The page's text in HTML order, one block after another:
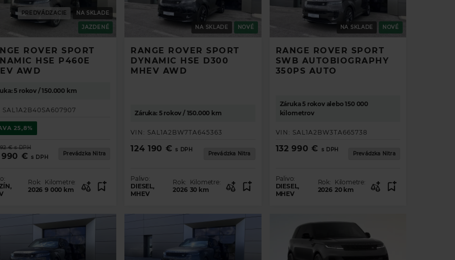
PREHĽAD O PONUKE VOZIDIEL.
VAŠE VOZIDLO SNOV
PREDVÁDZACIE NA SKLADE
JAZDENÉ
ROVER SPORT
HSE P460E
AWD
5 rokov / 150.000 km
SAL1A2B40SA607907
25,8%
€ s DPH
990 € s DPH
Prevádzka Nitra
Rok:
2026
Kilometre:
9 000 km
NA SKLADE NOVÉ
RANGE ROVER SPORT
DYNAMIC HSE D300
MHEV AWD
Záruka: 5 rokov / 150.000 km
VIN: SAL1A2BW7TA645363
124 190 € s DPH
Prevádzka Nitra
Palivo:
DIESEL,
MHEV
Rok:
2026
Kilometre:
30 km
NA SKLADE NOVÉ
RANGE ROVER SPORT
SWB AUTOBIOGRAPHY
350PS AUTO
Záruka 5 rokov alebo 150 000
kilometrov
VIN: SAL1A2BW3TA665738
132 990 € s DPH
Prevádzka Nitra
Palivo:
DIESEL,
MHEV
Rok:
2026
Kilometre:
20 km